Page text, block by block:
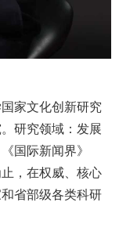
家文化创新研究
研究领域：发展
国际新闻界》
，在权威、核心
省部级各类科研